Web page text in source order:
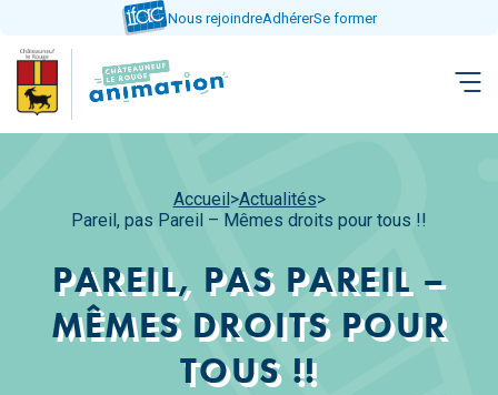
Nous rejoindreAdhérerSe former
Accueil>Actualités>
Pareil, pas Pareil – Mêmes droits pour tous !!
PAREIL, PAS PAREIL –
MÊMES DROITS POUR
TOUS !!